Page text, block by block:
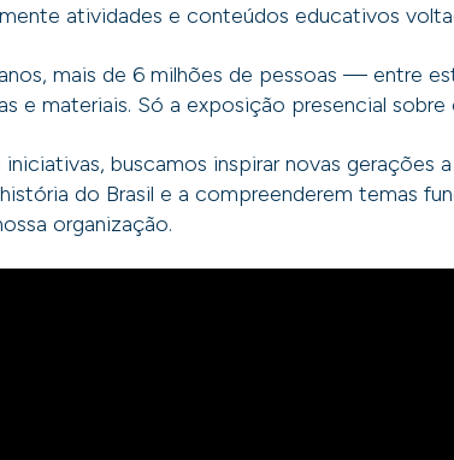
atividades e conteúdos educativos
mais de 6 milhões de pessoas — entre
e materiais. Só a exposição presencial
iniciativas, buscamos inspirar novas
história do Brasil e a compreenderem temas
organização.